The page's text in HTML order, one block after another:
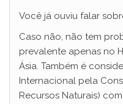
Você já ouviu falar
Caso não, não tem
prevalente apenas no
Ásia. Também é
Internacional pela
Recursos Naturais)